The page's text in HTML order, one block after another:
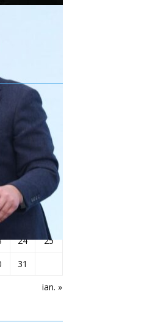
D
ian. »
3
4
10
11
18
24
25
31